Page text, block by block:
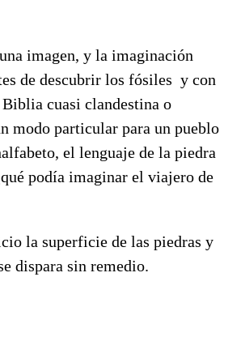
imagen, y la imaginación
de descubrir los fósiles y con
cuasi clandestina o
modo particular para un pueblo
el lenguaje de la piedra
podía imaginar el viajero de
la superficie de las piedras y
dispara sin remedio.